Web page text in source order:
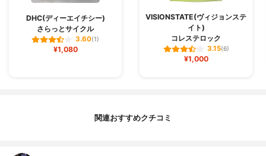
DHC(ディーエイチシー)
さらっとサイクル
3.60(1)
¥1,080
VISIONSTATE(ヴィジョンステ
イト)
コレステロック
3.15(6)
¥1,000
関連おすすめクチコミ